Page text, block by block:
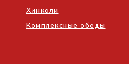
Хинкали
Комплексные обеды